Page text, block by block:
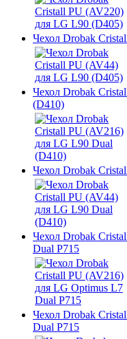
Чехол Drobak
Чехол Drobak
(D410)
Чехол Drobak
Чехол Drobak
Dual P715
Чехол Drobak
Dual P715